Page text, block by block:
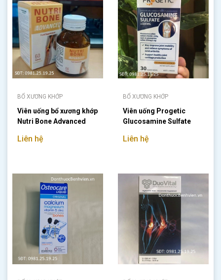
BỔ XƯƠNG KHỚP
Viên uống bổ xương khớp
Nutri Bone Advanced
Liên hệ
BỔ XƯƠNG KHỚP
Viên uống Progetic
Glucosamine Sulfate
Liên hệ